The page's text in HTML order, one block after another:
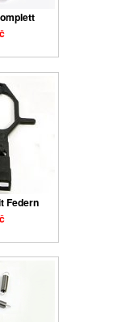
Federn